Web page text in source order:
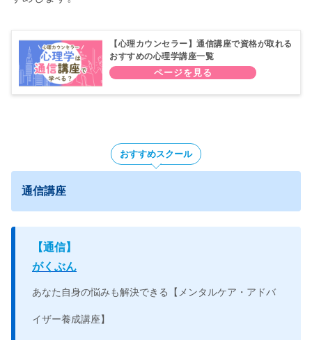
【心理カウンセラー】通信講座で資格が取れる
おすすめの心理学講座一覧
おすすめスクール
通信講座
【通信】
がくぶん
あなた自身の悩みも解決できる【メンタルケア・アドバ
イザー養成講座】